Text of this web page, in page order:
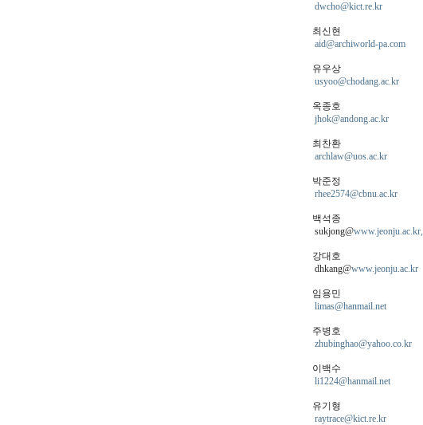
dwcho@kict.re.kr
최신현
aid@archiworld-pa.com
유우상
usyoo@chodang.ac.kr
옥종호
jhok@andong.ac.kr
최찬환
archlaw@uos.ac.kr
박준정
rhee2574@cbnu.ac.kr
백석종
sukjong@www.jeonju.ac.kr,
강대호
dhkang@www.jeonju.ac.kr
임용민
limas@hanmail.net
주병호
zhubinghao@yahoo.co.kr
이백수
li1224@hanmail.net
유기형
raytrace@kict.re.kr